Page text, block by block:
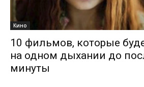
Кино
10 фильмов, которые
на одном дыхании до
минуты